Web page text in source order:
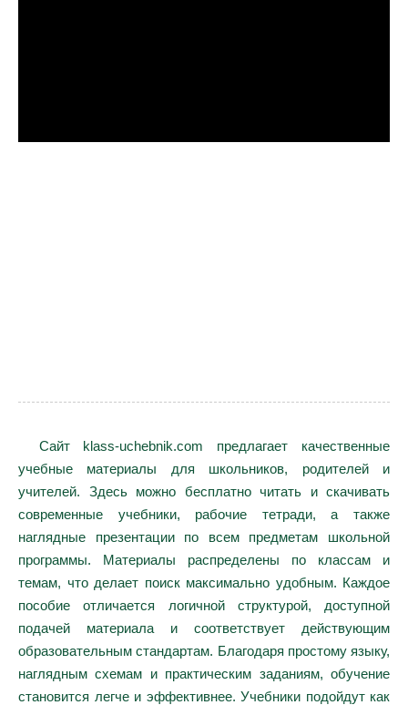
Сайт klass-uchebnik.com предлагает качественные
учебные материалы для школьников, родителей и
учителей. Здесь можно бесплатно читать и скачивать
современные учебники, рабочие тетради, а также
наглядные презентации по всем предметам школьной
программы. Материалы распределены по классам и
темам, что делает поиск максимально удобным. Каждое
пособие отличается логичной структурой, доступной
подачей материала и соответствует действующим
образовательным стандартам. Благодаря простому языку,
наглядным схемам и практическим заданиям, обучение
становится легче и эффективнее. Учебники подойдут как